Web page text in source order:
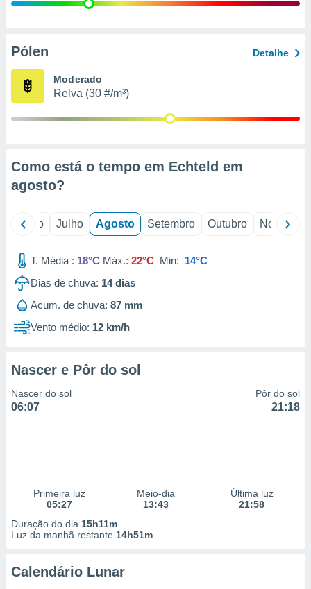
e
de
Pólen Detalhe
Moderado
Relva (30 #/m³)
Como está o tempo em Echteld em
agosto?
Junho Julho Agosto Setembro Outubro Novembro
T. Média : 18°C Máx.: 22°C Min: 14°C
Dias de chuva: 14dias
Acum. de chuva: 87 mm
Vento médio: 12 km/h
Nascer e Pôr do sol
Nascer do sol
06:07
Pôr do sol
21:18
Primeira luz
05:27
Meio-dia
13:43
Última luz
21:58
Duração do dia 15h11m
Luz da manhã restante 14h51m
Calendário Lunar